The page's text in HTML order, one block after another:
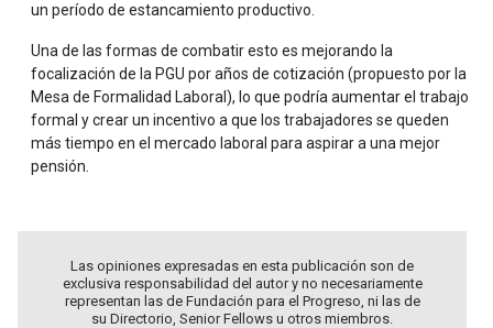
un período de estancamiento productivo.
Una de las formas de combatir esto es mejorando la
focalización de la PGU por años de cotización (propuesto por la
Mesa de Formalidad Laboral), lo que podría aumentar el trabajo
formal y crear un incentivo a que los trabajadores se queden
más tiempo en el mercado laboral para aspirar a una mejor
pensión.
Las opiniones expresadas en esta publicación son de
exclusiva responsabilidad del autor y no necesariamente
representan las de Fundación para el Progreso, ni las de
su Directorio, Senior Fellows u otros miembros.